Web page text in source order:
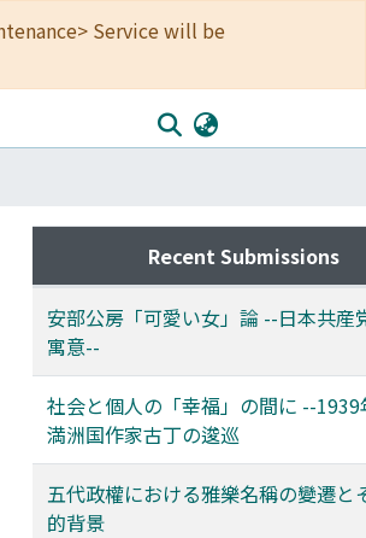
Service will be
Recent Submissions
安部公房「可愛い女」論 --日本共産
寓意--
社会と個人の「幸福」の間に --
満洲国作家古丁の逡巡
五代政權における雅樂名稱の變遷と
的背景